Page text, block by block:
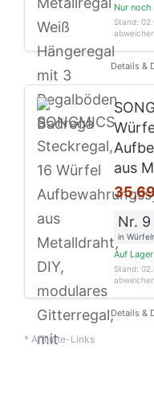
Nur
Stand:
abweichen.
Details &
aus
Nr. 9
in
Auf Lager
Stand:
Details &
* Affiliate-Links